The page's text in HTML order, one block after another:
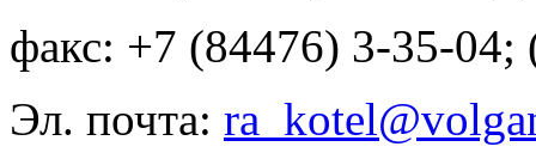
факс: +7 (84476) 3-35-04;
Эл. почта: